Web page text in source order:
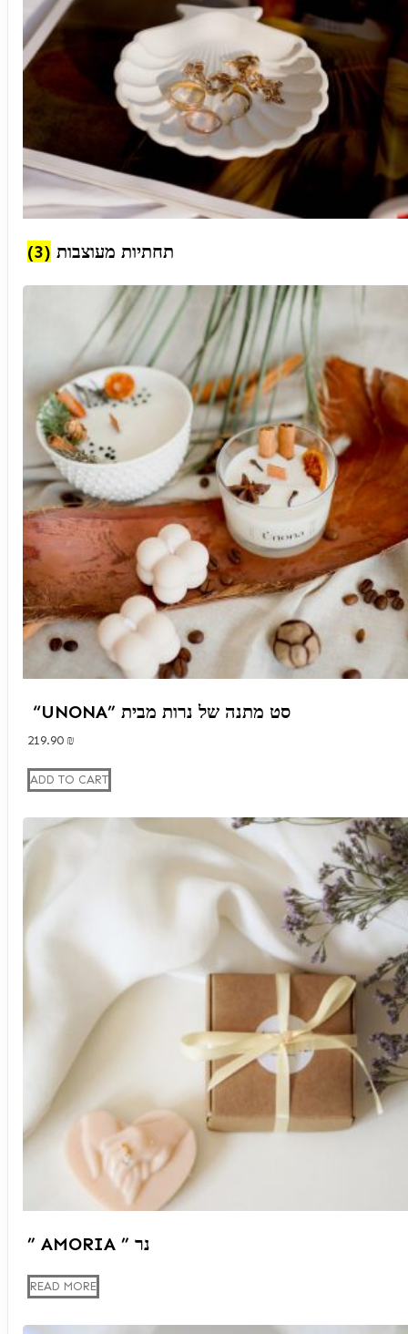
תחתיות מעוצבות (3)
“UNONA” סט מתנה של נרות מבית
219.90 ₪
ADD TO CART
” AMORIA ” נר
READ MORE